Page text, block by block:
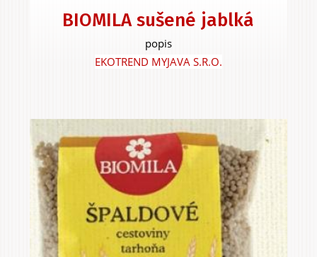
BIOMILA sušené jablká
popis
EKOTREND MYJAVA S.R.O.